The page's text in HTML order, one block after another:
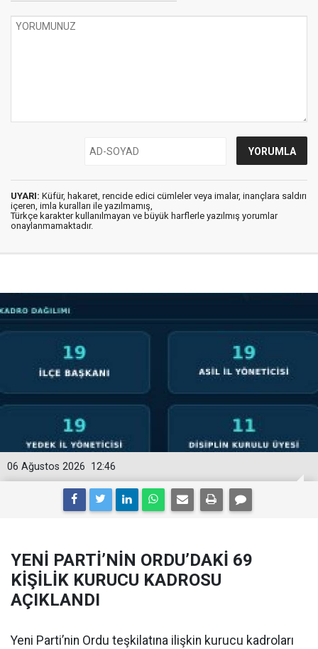
UYARI: Küfür, hakaret, rencide edici cümleler veya imalar, inançlara saldırı
içeren, imla kuralları ile yazılmamış,
Türkçe karakter kullanılmayan ve büyük harflerle yazılmış yorumlar
onaylanmamaktadır.
12:46
06 Ağustos 2026
YENİ PARTİ’NİN ORDU’DAKİ 69
KİŞİLİK KURUCU KADROSU
AÇIKLANDI
Yeni Parti’nin Ordu teşkilatına ilişkin kurucu kadroları